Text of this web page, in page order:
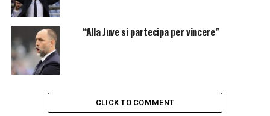
“Alla Juve si partecipa per vincere”
CLICK TO COMMENT